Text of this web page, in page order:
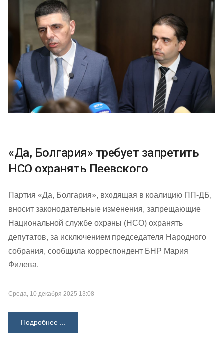
«Да, Болгария» требует запретить
НСО охранять Пеевского
Партия «Да, Болгария», входящая в коалицию ПП-ДБ,
вносит законодательные изменения, запрещающие
Национальной службе охраны (НСО) охранять
депутатов, за исключением председателя Народного
собрания, сообщила корреспондент БНР Мария
Филева.
Среда, 10 декабря 2025 13:08
Подробнее ...